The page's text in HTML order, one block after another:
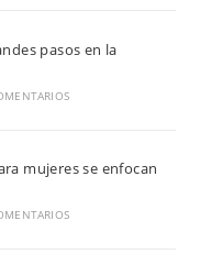
pasos en la
mujeres se enfocan